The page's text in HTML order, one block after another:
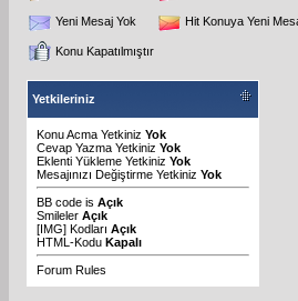
Yeni Mesaj Yok Hit Konuya Yeni
Konu Kapatılmıştır
Yetkileriniz
Konu Acma Yetkiniz Yok
Cevap Yazma Yetkiniz Yok
Eklenti Yükleme Yetkiniz Yok
Mesajınızı Değiştirme Yetkiniz Yok
BB code is Açık
Smileler Açık
[IMG] Kodları Açık
HTML-Kodu Kapalı
Forum Rules